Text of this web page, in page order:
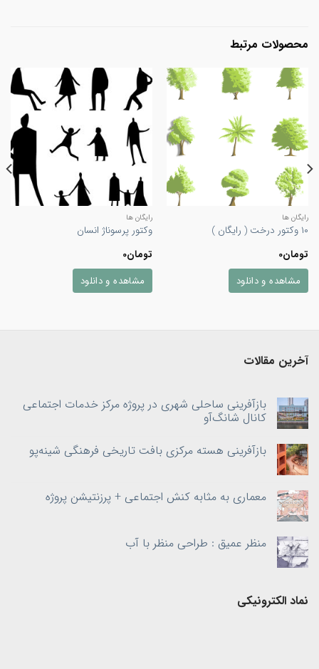
محصولات مرتبط
رایگان ها
۱۰ وکتور درخت ( رایگان )
تومان0
مشاهده و دانلود
رایگان ها
وکتور پرسوناژ انسان
تومان0
مشاهده و دانلود
آخرین مقالات
بازآفرینی ساحلی شهری در پروژه مرکز خدمات اجتماعی
کانال شانگ‌آو
بازآفرینی هسته‌ مرکزی بافت تاریخی فرهنگی شینه‌پو
معماری به‌ مثابه کنش اجتماعی + پرزنتیشن پروژه
منظر عمیق : طراحی منظر با آب
نماد الکترونیکی